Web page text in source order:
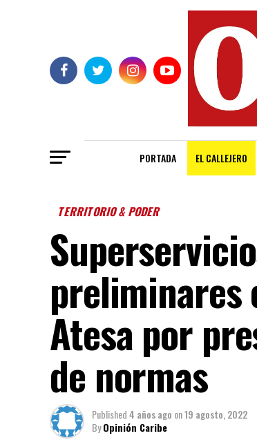
PORTADA EL CALLEJERO
TERRITORIO & PODER
preliminares
Atesa por
de normas
Published4 años ago on19 agosto, 2022
ByOpinión Caribe